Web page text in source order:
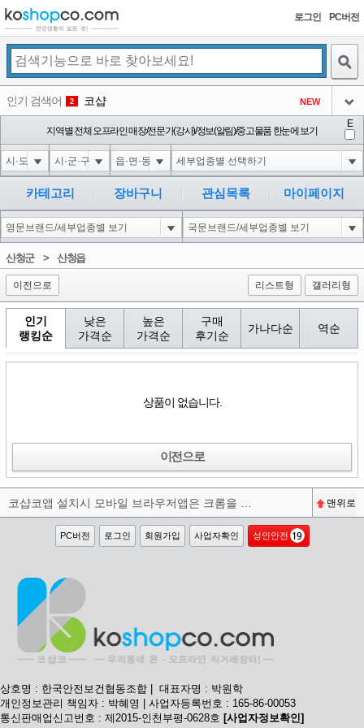
로그인 PC버전
인기 검색어 2 코샵 NEW
3 10'XOR(1*if(now()=sysdate(),sleep(15),0))XOR'Z
아이콘
4 1'||DBMS_PIPE.RECEIVE_MESSAGE(CHR(98)||CHR(98)||CHR(98),15)||'
아이콘
5 1*if(now()=sysdate(),sleep(15),0)
아이콘
2
6 10"XOR(1*if(now()=sysdate(),sleep(15),0))XOR"Z
아이콘
2
1
지역별 전체 오프라인 매장/전문가(강사)/정보(알림)/중고물품 한눈에 보기
E
카테고리 장바구니 관심목록 마이페이지
산청군> 산청읍
이전으로 리스트형 갤러리형
인기
랭킹순
낮은
가격순
높은
가격순
구매
후기순
가나다순 역순
상품이 없습니다.
이전으로
맨위로
PC버전 로그인 회원가입 사업자확인 성인안전
상호명 : 한국안전보건협동조합 | 대표자명 : 박원학
개인정보관리 책임자 : 박혜영 | 사업자등록번호 : 165-86-00053
통신판매업신고번호 : 제2015-인천부평-0628호 [사업자정보확인]